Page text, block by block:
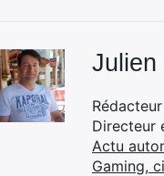
Julien
Directeur
Actu
Gaming,